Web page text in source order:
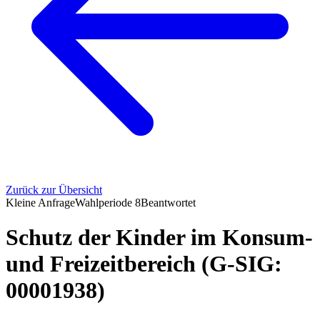
Zurück zur Übersicht
Kleine AnfrageWahlperiode 8Beantwortet
Schutz der Kinder im Konsum-
und Freizeitbereich (G-SIG:
00001938)